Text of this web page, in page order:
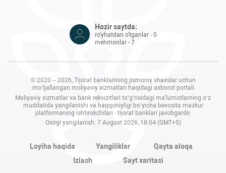
Hozir saytda:
ro'yhatdan o'tganlar - 0
mehmonlar - 7
© 2020 – 2026, Tijorat banklarining jismoniy shaxslar uchun
mo‘ljallangan moliyaviy xizmatlari haqidagi axborot portali
Moliyaviy xizmatlar va bank rekvizitlari to‘g‘risidagi ma'lumotlarning o‘z
muddatida yangilanishi va haqqoniyligi bo‘yicha bevosita mazkur
platformaning ishtirokchilari - tijorat banklari javobgardir.
Oxirgi yangilanish: 7 August 2026, 18:04 (GMT+5)
Loyiha haqida Yangiliklar
Qayta aloqa
Izlash
Sayt xaritasi